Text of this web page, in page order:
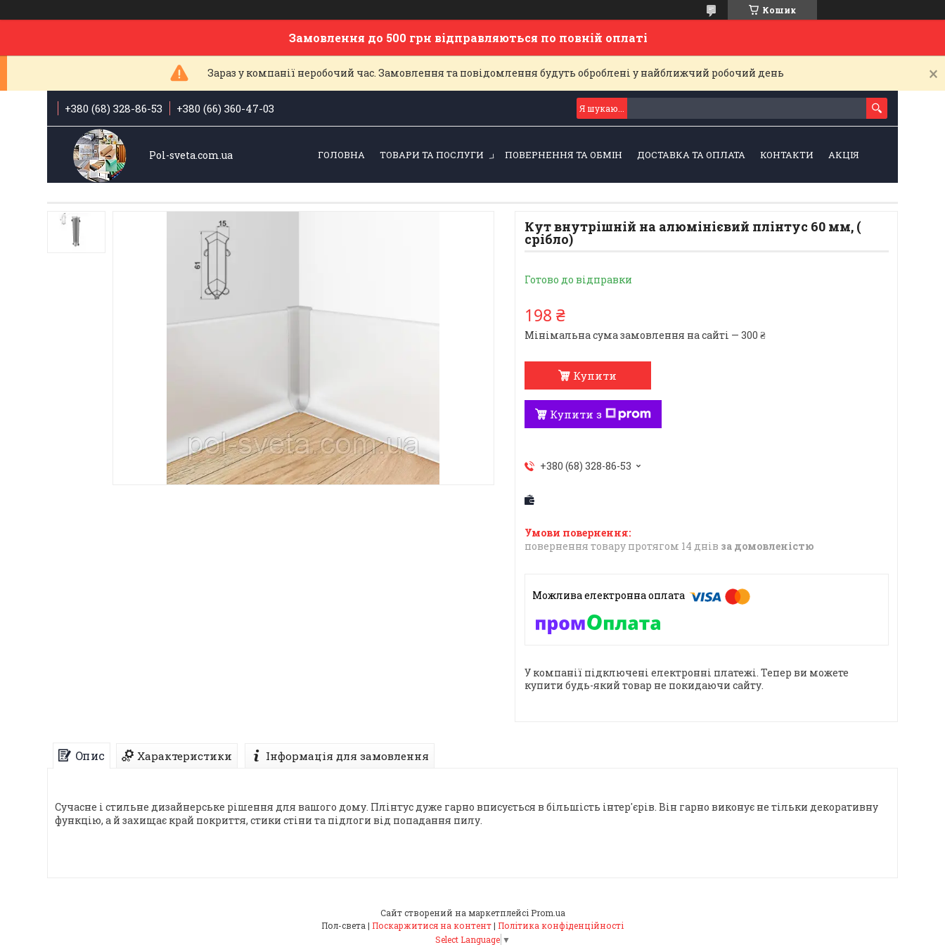
Кошик
Замовлення до 500 грн відправляються по повній оплаті
Зараз у компанії неробочий час. Замовлення та повідомлення будуть оброблені у найближчий робочий день
+380 (68) 328-86-53 +380 (66) 360-47-03
Pol-sveta.com.ua ГОЛОВНА ТОВАРИ ТА ПОСЛУГИ ПОВЕРНЕННЯ ТА ОБМІН ДОСТАВКА ТА ОПЛАТА КОНТАКТИ АКЦІЯ
Кут внутрішній на алюмінієвий плінтус 60 мм, (
срібло)
Готово до відправки
198 ₴
Мінімальна сума замовлення на сайті — 300 ₴
Купити
Купити з
+380 (68) 328-86-53
повернення товару протягом 14 днів за домовленістю
У компанії підключені електронні платежі. Тепер ви можете
купити будь-який товар не покидаючи сайту.
Опис Характеристики Інформація для замовлення
Сучасне і стильне дизайнерське рішення для вашого дому. Плінтус дуже гарно вписується в більшість інтер'єрів. Він гарно виконує не тільки декоративну
функцію, а й захищає край покриття, стики стіни та підлоги від попадання пилу.
Сайт створений на маркетплейсі Prom.ua
Пол-света | Поскаржитися на контент| Політика конфіденційності
Select Language ▼